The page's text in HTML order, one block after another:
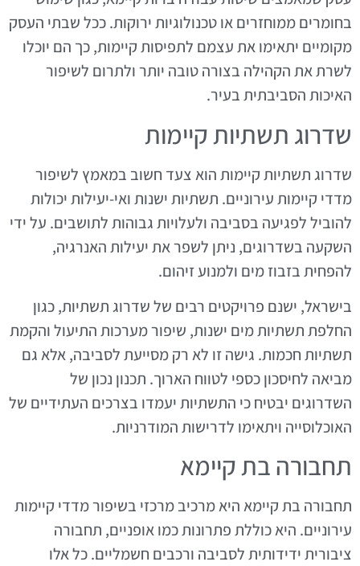
בחומרים ממוחזרים או טכנולוגיות ירוקות. ככל שבתי העסק
מקומיים יתאימו את עצמם לתפיסות קיימות, כך הם יוכלו
לשרת את הקהילה בצורה טובה יותר ולתרום לשיפור
האיכות הסביבתית בעיר.
שדרוג תשתיות קיימות
שדרוג תשתיות קיימות הוא צעד חשוב במאמץ לשיפור
מדדי קיימות עירוניים. תשתיות ישנות ואי-יעילות יכולות
להוביל לפגיעה בסביבה ולעלויות גבוהות לתושבים. על ידי
השקעה בשדרוגים, ניתן לשפר את יעילות האנרגיה,
להפחית בזבוז מים ולמנוע זיהום.
בישראל, ישנם פרויקטים רבים של שדרוג תשתיות, כגון
החלפת תשתיות מים ישנות, שיפור מערכות התיעול והקמת
תשתיות חכמות. גישה זו לא רק מסייעת לסביבה, אלא גם
מביאה לחיסכון כספי לטווח הארוך. תכנון נכון של
השדרוגים יבטיח כי התשתיות יעמדו בצרכים העתידיים של
האוכלוסייה ויתאימו לדרישות המודרניות.
תחבורה בת קיימא
תחבורה בת קיימא היא מרכיב מרכזי בשיפור מדדי קיימות
עירוניים. היא כוללת פתרונות כמו אופניים, תחבורה
ציבורית ידידותית לסביבה ורכבים חשמליים. כל אלו